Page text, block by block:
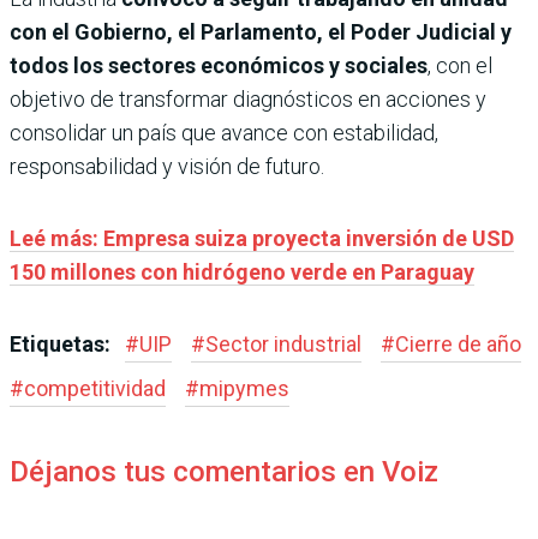
con el Gobierno, el Parlamento, el Poder Judicial y
todos los sectores económicos y sociales, con el
objetivo de transformar diagnósticos en acciones y
consolidar un país que avance con estabilidad,
responsabilidad y visión de futuro.
Leé más: Empresa suiza proyecta inversión de USD
150 millones con hidrógeno verde en Paraguay
Etiquetas: #UIP #Sector industrial #Cierre de año
#competitividad #mipymes
Déjanos tus comentarios en Voiz